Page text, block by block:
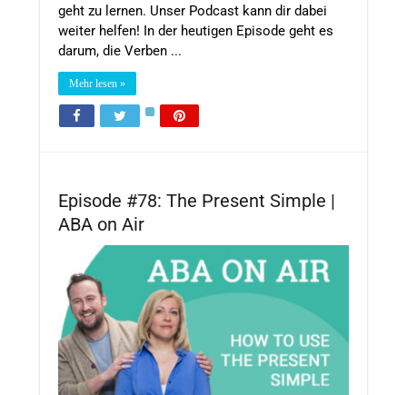
geht zu lernen. Unser Podcast kann dir dabei
weiter helfen! In der heutigen Episode geht es
darum, die Verben ...
Mehr lesen »
Episode #78: The Present Simple |
ABA on Air